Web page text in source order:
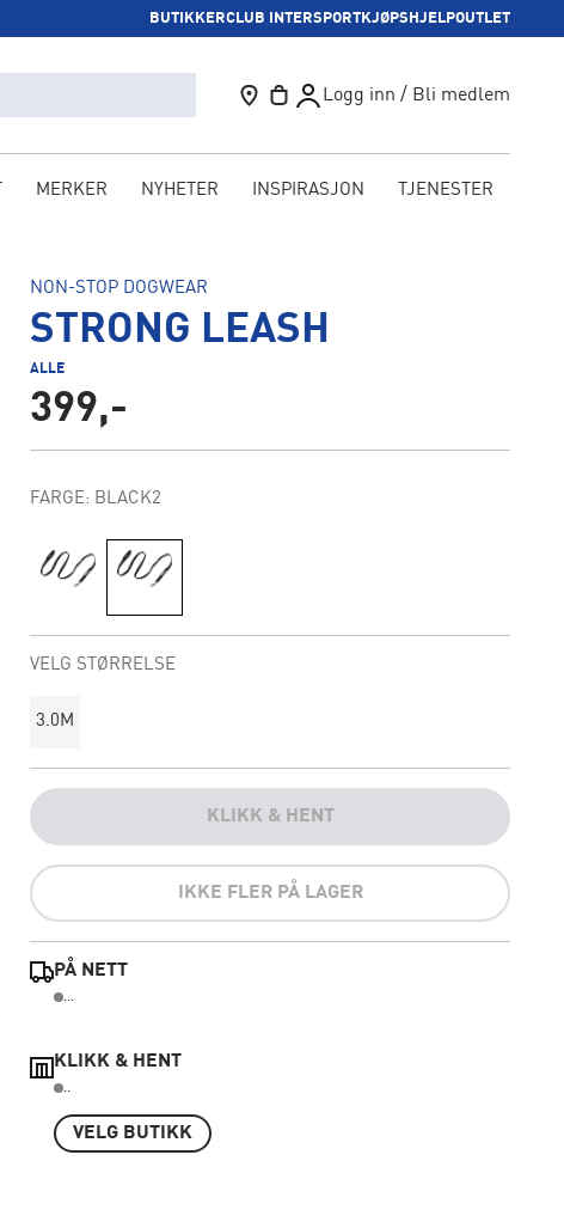
BUTIKKERCLUB INTERSPORTKJØPSHJELPOUTLET
Logg inn / Bli medlem
MERKER NYHETER INSPIRASJON TJENESTER
YouTube video
NON-STOP DOGWEAR
STRONG LEASH
ALLE
399,-
FARGE: BLACK2
VELG STØRRELSE
3.0M
KLIKK & HENT
IKKE FLER PÅ LAGER
PÅ NETT
...
KLIKK & HENT
..
VELG BUTIKK